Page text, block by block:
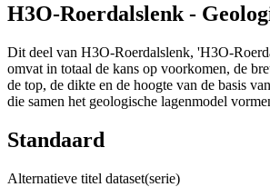
H3O-Roerdalslenk -
Dit deel van H3O-Roerdalslenk, 'H3O-
omvat in totaal de kans op voorkomen, de
de top, de dikte en de hoogte van de basis
die samen het geologische lagenmodel
Standaard
Alternatieve titel dataset(serie)